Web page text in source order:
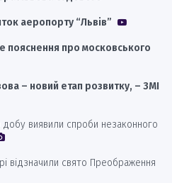
аеропорту “Львів”
пояснення про московського
– новий етап розвитку, – ЗМІ
добу виявили спроби незаконного
відзначили свято Преображення